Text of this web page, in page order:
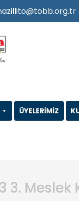
ÜYELERİMİZ
3.